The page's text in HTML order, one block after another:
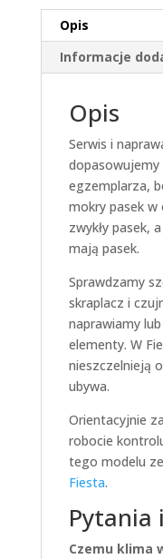
Opis
Informacje
Opis
Serwis i
egzemplarza,
mokry pasek w
zwykły pasek,
mają pasek.
Sprawdzamy
skraplacz i
naprawiamy
elementy. W
nieszczelnieją
ubywa.
Orientacyjnie
robocie
tego modelu
Fiesta.
Pytania
Czemu klima